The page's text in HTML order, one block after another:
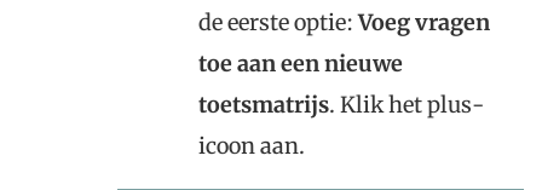
de eerste optie:Voeg vragen
toe aan een nieuwe
toetsmatrijs. Klik het plus-
icoon aan.